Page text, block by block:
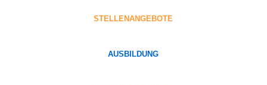
STELLENANGEBOTE
AUSBILDUNG